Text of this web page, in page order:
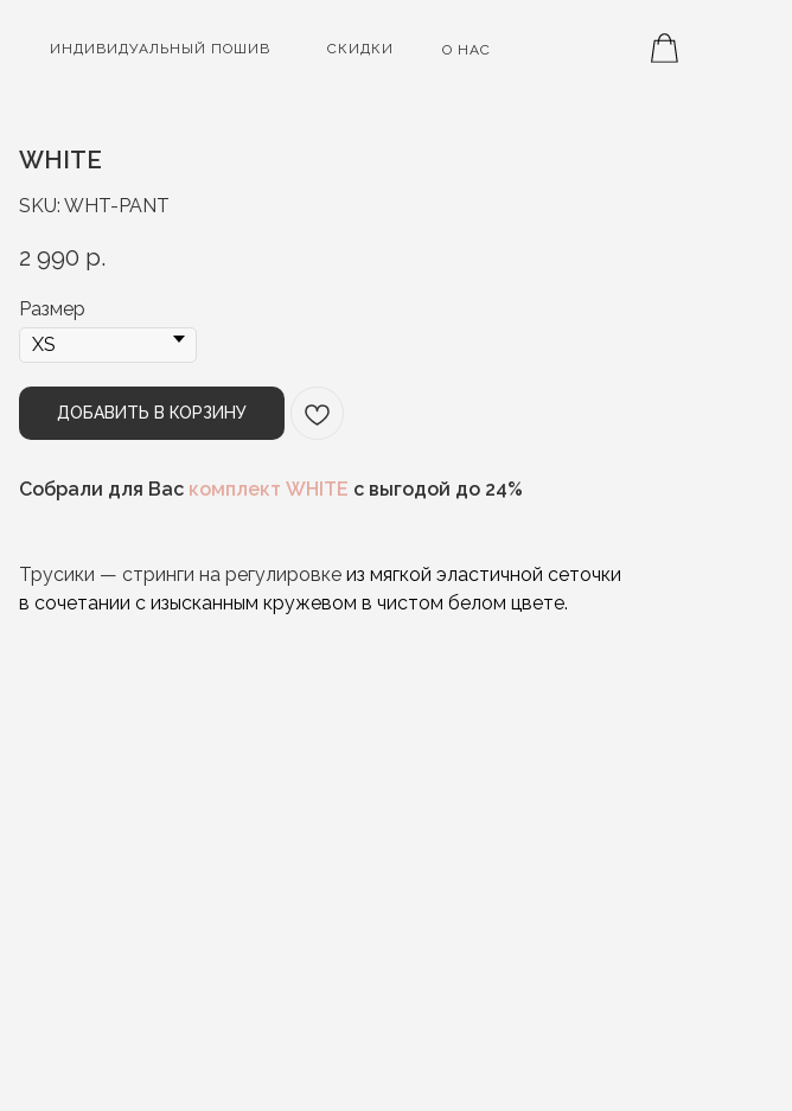
ИНДИВИДУАЛЬНЫЙ ПОШИВ СКИДКИ О НАС
WHITE
SKU: WHT-PANT
2 990 р.
Размер
ДОБАВИТЬ В КОРЗИНУ
Собрали для Вас комплект WHITE с выгодой до 24%
Трусики — стринги на регулировке из мягкой эластичной сеточки
в сочетании с изысканным кружевом в чистом белом цвете.